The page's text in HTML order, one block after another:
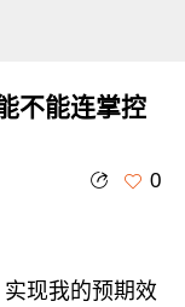
不能连掌控
0
实现我的预期效